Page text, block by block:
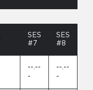
SES
#7
SES
#8
--.--
-
--.--
-